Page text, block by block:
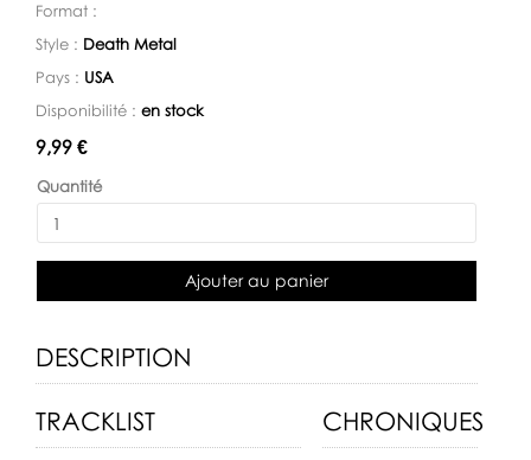
Format :
Style : Death Metal
Pays : USA
Disponibilité : en stock
Disponibilité:
9,99 €
Quantité
Ajouter au panier
DESCRIPTION
TRACKLIST CHRONIQUES